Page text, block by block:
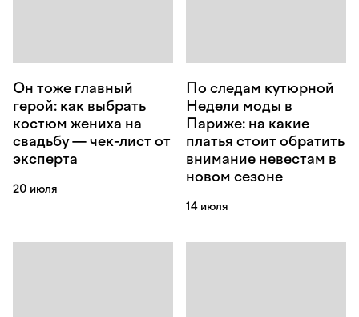
Он тоже главный
герой: как выбрать
костюм жениха на
свадьбу — чек-лист от
эксперта
20 июля
По следам кутюрной
Недели моды в
Париже: на какие
платья стоит обратить
внимание невестам в
новом сезоне
14 июля